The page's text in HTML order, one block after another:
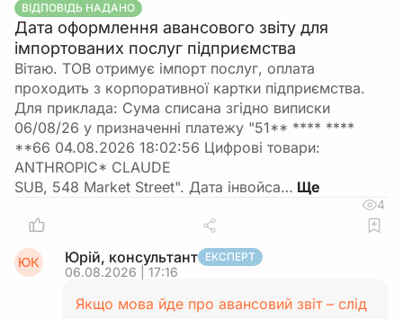
ВІДПОВІДЬ НАДАНО
Дата оформлення авансового звіту для
імпортованих послуг підприємства
Вітаю. ТОВ отримує імпорт послуг, оплата
проходить з корпоративної картки підприємства.
Для приклада: Сума списана згідно виписки
06/08/26 у призначенні платежу "51** **** ****
**66 04.08.2026 18:02:56 Цифровi товари:
ANTHROPIC* CLAUDE
SUB, 548 Market Street". Дата інвойса…
4
ЮК Юрій, консультант ЕКСПЕРТ
06.08.2026 | 17:16
Якщо мова йде про авансовий звіт – слід